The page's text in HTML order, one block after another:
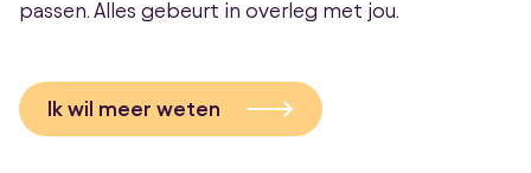
passen. Alles gebeurt in overleg met jou.
Ik wil meer weten